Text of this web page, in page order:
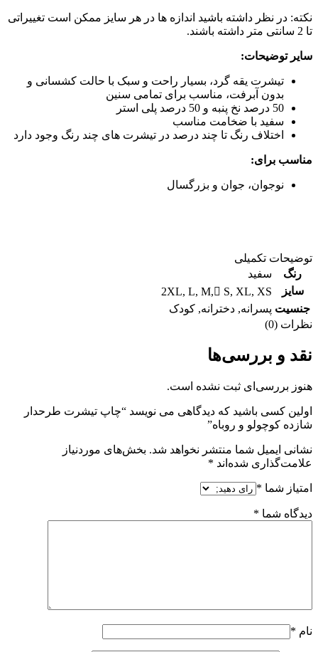
نکته: در نظر داشته باشید اندازه ها در هر سایز ممکن است تغییراتی
تا 2 سانتی متر داشته باشند.
سایر توضیحات:
تیشرت یقه گرد، بسیار راحت و سبک با حالت کشسانی و
بدون آبرفت، مناسب برای تمامی سنین
50 درصد نخ پنبه و 50 درصد پلی استر
سفید با ضخامت مناسب
اختلاف رنگ تا چند درصد در تیشرت های چند رنگ وجود دارد
مناسب برای:
نوجوان، جوان و بزرگسال
توضیحات تکمیلی
رنگ
سفید
سایز
2XL, L, M, ُS, XL, XS
جنسیت پسرانه, دخترانه, کودک
نظرات (0)
نقد و بررسی‌ها
هنوز بررسی‌ای ثبت نشده است.
اولین کسی باشید که دیدگاهی می نویسد “چاپ تیشرت طرحدار
شازده کوچولو و روباه”
نشانی ایمیل شما منتشر نخواهد شد. بخش‌های موردنیاز
علامت‌گذاری شده‌اند *
امتیاز شما *
دیدگاه شما *
نام *